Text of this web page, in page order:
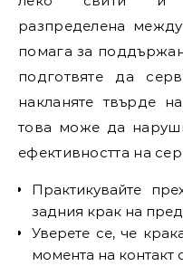
разпределена
помага за
подготвяте да
накланяте твърде
това може да
ефективността на
Практикувайте
задния крак на
Уверете се, че
момента на контакт